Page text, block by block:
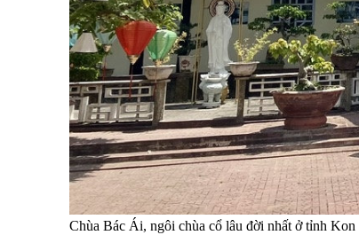
Chùa Bác Ái, ngôi chùa cổ lâu đời nhất ở tỉnh